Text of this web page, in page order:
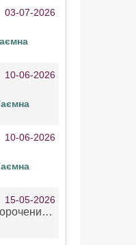
03-07-2026
10-06-2026
10-06-2026
15-05-2026
Твір класний але дуже скорочений якщо вже озвучуєте то бажано цілі твори